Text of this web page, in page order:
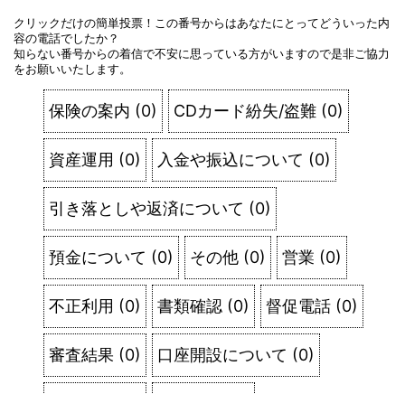
クリックだけの簡単投票！この番号からはあなたにとってどういった内
容の電話でしたか？
知らない番号からの着信で不安に思っている方がいますので是非ご協力
をお願いいたします。
保険の案内 (0) CDカード紛失/盗難 (0)
資産運用 (0) 入金や振込について (0)
引き落としや返済について (0)
預金について (0) その他 (0) 営業 (0)
不正利用 (0) 書類確認 (0) 督促電話 (0)
審査結果 (0) 口座開設について (0)